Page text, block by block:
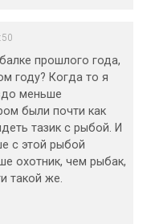
прошлого года,
году? Когда то я
меньше
были почти как
тазик с рыбой. И
с этой рыбой
охотник, чем рыбак,
такой же.